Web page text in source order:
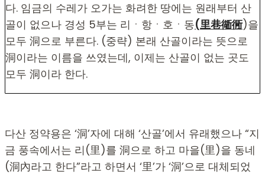
다. 임금의 수레가 오가는 화려한 땅에는 원래부터 산
골이 없으나 경성 5부는 리ㆍ항ㆍ호ㆍ동(里巷衚衕)을
모두 洞으로 부른다. (중략) 본래 산골이라는 뜻으로
洞이라는 이름을 쓰였는데, 이제는 산골이 없는 곳도
모두 洞이라 한다.
다산 정약용은 ‘洞’자에 대해 ‘산골’에서 유래했으나 “지
금 풍속에서는 리(里)를 洞으로 하고 마을(里)을 동네
(洞內라고 한다”라고 하면서 ‘里’가 ‘洞’으로 대체되었